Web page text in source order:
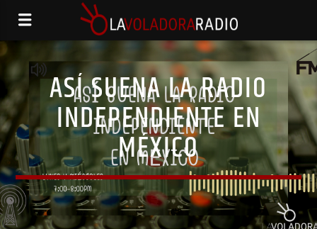
ASÍ SUENA LA RADIO
INDEPENDIENTE EN
MÉXICO